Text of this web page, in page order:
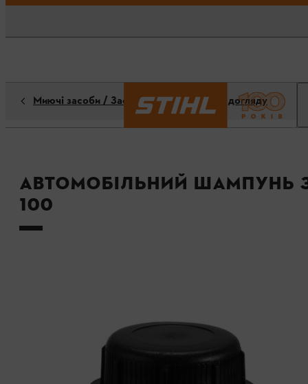
Миючі засоби / Засоби для чищення та догляду
Автомобільний шампунь
100